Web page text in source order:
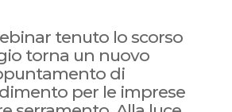
tenuto lo scorso
torna un nuovo
di
per le imprese